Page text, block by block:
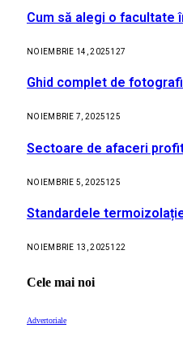
Cum să alegi o facultate
NOIEMBRIE 14, 2025127
Ghid complet de
NOIEMBRIE 7, 2025125
Sectoare de afaceri
NOIEMBRIE 5, 2025125
Standardele
NOIEMBRIE 13, 2025122
Cele mai noi
Advertoriale